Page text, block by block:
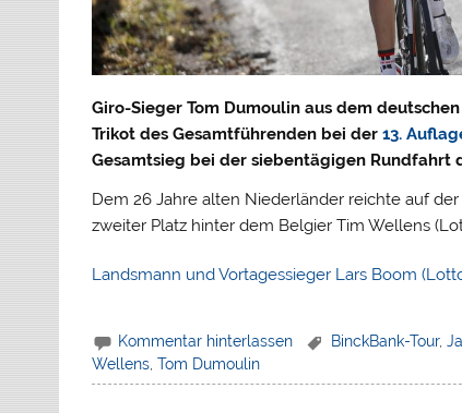
Giro-Sieger Tom Dumoulin aus dem
Trikot des Gesamtführenden bei der13.
Gesamtsieg bei der siebentägigen Rundfahrt
Dem 26 Jahre alten Niederländer reichte auf
zweiter Platz hinter dem Belgier Tim Wellens
Landsmann und Vortagessieger Lars Boom
Kommentar hinterlassen BinckBank-Tour,
Wellens ,Tom Dumoulin